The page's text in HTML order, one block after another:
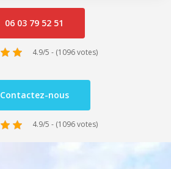
06 03 79 52 51
4.9/5 - (1096 votes)
Contactez-nous
4.9/5 - (1096 votes)